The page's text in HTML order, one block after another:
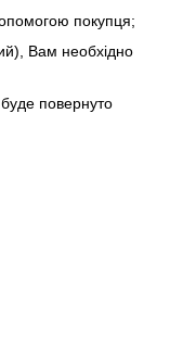
покупця;
Вам необхідно
повернуто